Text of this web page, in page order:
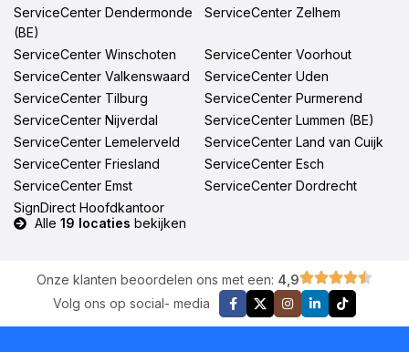
ServiceCenter Dendermonde
(BE)
ServiceCenter Zelhem
ServiceCenter Winschoten
ServiceCenter Voorhout
ServiceCenter Valkenswaard
ServiceCenter Uden
ServiceCenter Tilburg
ServiceCenter Purmerend
ServiceCenter Nijverdal
ServiceCenter Lummen (BE)
ServiceCenter Lemelerveld
ServiceCenter Land van Cuijk
ServiceCenter Friesland
ServiceCenter Esch
ServiceCenter Emst
ServiceCenter Dordrecht
SignDirect Hoofdkantoor
Alle 19 locaties bekijken
Onze klanten beoordelen ons met een: 4,9
Volg ons op social- media